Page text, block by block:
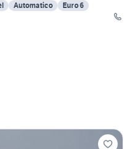
Automatico
Euro 6